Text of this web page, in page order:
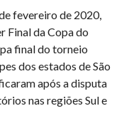
fevereiro de 2020,
Final da Copa do
final do torneio
dos estados de São
após a disputa
nas regiões Sul e